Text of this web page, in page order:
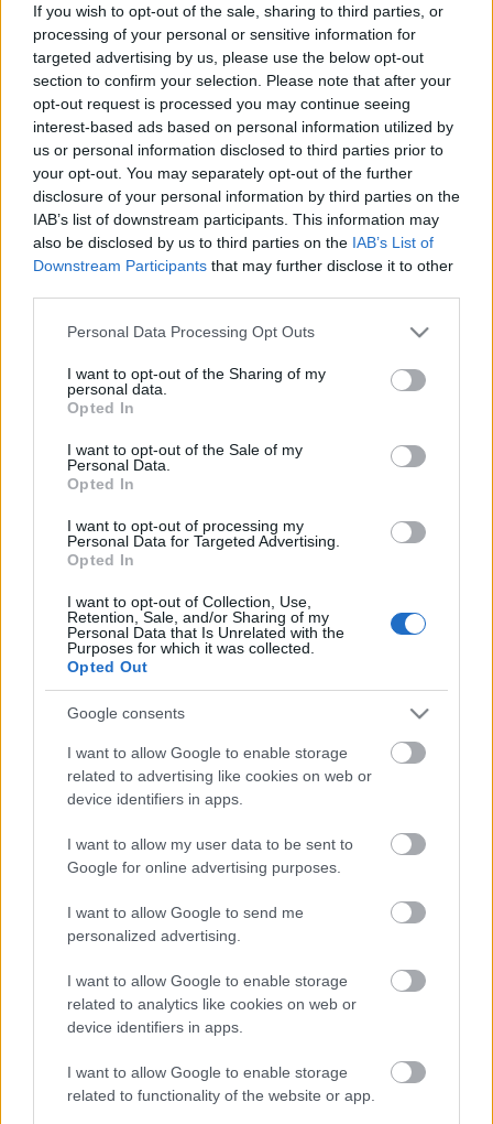
If you wish to opt-out of the sale, sharing to third parties, or
processing of your personal or sensitive information for
targeted advertising by us, please use the below opt-out
section to confirm your selection. Please note that after your
opt-out request is processed you may continue seeing
interest-based ads based on personal information utilized by
us or personal information disclosed to third parties prior to
your opt-out. You may separately opt-out of the further
disclosure of your personal information by third parties on the
IAB’s list of downstream participants. This information may
also be disclosed by us to third parties on the IAB’s List of
Downstream Participants that may further disclose it to other
Please note that this website/app uses one or more Google
not limited to your visit or usage behaviour. You may click to
grant or deny consent to Google and its third-party tags to
use your data for below specified purposes in below Google
consent section.
Personal Data Processing Opt Outs
I want to opt-out of the Sharing of my
personal data.
Opted In
I want to opt-out of the Sale of my
Personal Data.
Opted In
I want to opt-out of processing my
Personal Data for Targeted Advertising.
Opted In
I want to opt-out of Collection, Use,
Retention, Sale, and/or Sharing of my
Personal Data that Is Unrelated with the
Purposes for which it was collected.
Opted Out
Google consents
I want to allow Google to enable storage
related to advertising like cookies on web or
device identifiers in apps.
I want to allow my user data to be sent to
Google for online advertising purposes.
I want to allow Google to send me
personalized advertising.
I want to allow Google to enable storage
related to analytics like cookies on web or
device identifiers in apps.
I want to allow Google to enable storage
related to functionality of the website or app.
Az óra az oszcilloszkópok valamennyi funkciójával
rendelkezik, a prototípust 3D printeren készítették, a
jövőben Anzziani csökkenteni akarja a kütyü
méretét. Jelenleg aKickstarterenigyekszik
támogatást szerezni a projekt folytatásához.
Címkék:kütyü óra
Ajánlott bejegyzések:
Az első 3D nyomtatott alkatrészek egy
közúti Ferrariban
A Nano Dimension felvásárolja az első
hibrid, fém-kompozit nyomtatót
bemutató Markforgedot
A 3D nyomtatás új lehetőségeket teremt
az in vitro megtermékenyítésben